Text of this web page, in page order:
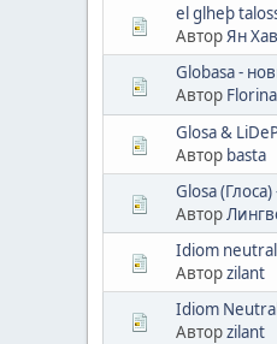
el glheþ
Автор Ян
Globasa -
Автор Florina
Glosa &
Автор basta
Glosa
Автор
Idiom neutral
Авторzilant
Idiom
Авторzilant